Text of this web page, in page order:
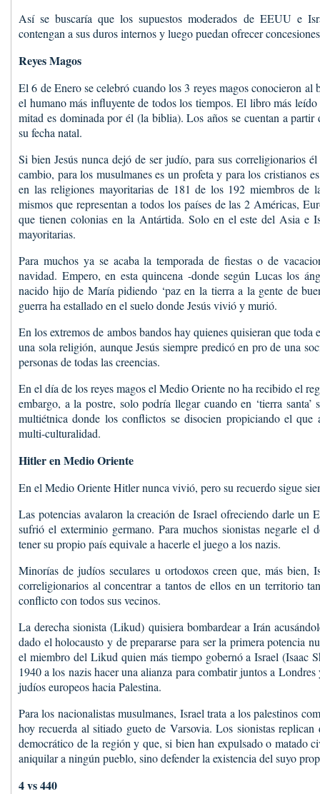
Así se buscaría que los supuestos moderados de EEUU e
contengan a sus duros internos y luego puedan ofrecer
Reyes Magos
El 6 de Enero se celebró cuando los 3 reyes magos conocieron al
el humano más influyente de todos los tiempos. El libro más leído
mitad es dominada por él (la biblia). Los años se cuentan a partir
su fecha natal.
Si bien Jesús nunca dejó de ser judío, para sus correligionarios
cambio, para los musulmanes es un profeta y para los cristianos
en las religiones mayoritarias de 181 de los 192 miembros de
mismos que representan a todos los países de las 2 Américas,
que tienen colonias en la Antártida. Solo en el este del Asia e
mayoritarias.
Para muchos ya se acaba la temporada de fiestas o de
navidad. Empero, en esta quincena -donde según Lucas los
nacido hijo de María pidiendo ‘paz en la tierra a la gente de
guerra ha estallado en el suelo donde Jesús vivió y murió.
En los extremos de ambos bandos hay quienes quisieran que toda
una sola religión, aunque Jesús siempre predicó en pro de una
personas de todas las creencias.
En el día de los reyes magos el Medio Oriente no ha recibido el
embargo, a la postre, solo podría llegar cuando en ‘tierra santa’
multiétnica donde los conflictos se disocien propiciando el
multi-culturalidad.
Hitler en Medio Oriente
En el Medio Oriente Hitler nunca vivió, pero su recuerdo sigue
Las potencias avalaron la creación de Israel ofreciendo darle un
sufrió el exterminio germano. Para muchos sionistas negarle el
tener su propio país equivale a hacerle el juego a los nazis.
Minorías de judíos seculares u ortodoxos creen que, más bien,
correligionarios al concentrar a tantos de ellos en un territorio
conflicto con todos sus vecinos.
La derecha sionista (Likud) quisiera bombardear a Irán
dado el holocausto y de prepararse para ser la primera potencia
el miembro del Likud quien más tiempo gobernó a Israel (Isaac
1940 a los nazis hacer una alianza para combatir juntos a
judíos europeos hacia Palestina.
Para los nacionalistas musulmanes, Israel trata a los palestinos
hoy recuerda al sitiado gueto de Varsovia. Los sionistas replican
democrático de la región y que, si bien han expulsado o matado
aniquilar a ningún pueblo, sino defender la existencia del suyo
4 vs 440